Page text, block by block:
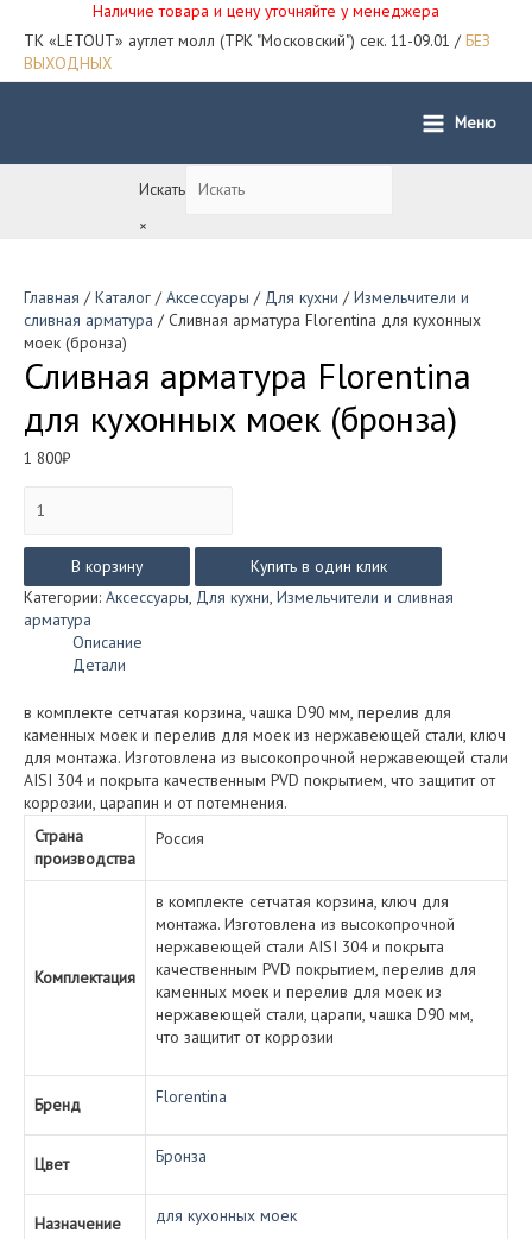
Наличие товара и цену уточняйте у менеджера
ТК «LETOUT» аутлет молл (ТРК "Московский") сек. 11-09.01 / БЕЗ
ВЫХОДНЫХ
Main
Меню
Искать
×
Главная / Каталог / Аксессуары / Для кухни / Измельчители и
сливная арматура / Сливная арматура Florentina для кухонных
моек (бронза)
Сливная арматура Florentina
для кухонных моек (бронза)
1 800₽
товара
арматура
Florentina
для
кухонных
(бронза)
В корзину
Купить в один клик
Категории: Аксессуары, Для кухни, Измельчители и сливная
арматура
Описание
Детали
в комплекте сетчатая корзина, чашка D90 мм, перелив для
каменных моек и перелив для моек из нержавеющей стали, ключ
для монтажа. Изготовлена из высокопрочной нержавеющей стали
AISI 304 и покрыта качественным PVD покрытием, что защитит от
коррозии, царапин и от потемнения.
Страна
производства
Россия
Комплектация
в комплекте сетчатая корзина, ключ для
монтажа. Изготовлена из высокопрочной
нержавеющей стали AISI 304 и покрыта
качественным PVD покрытием, перелив для
каменных моек и перелив для моек из
нержавеющей стали, царапи, чашка D90 мм,
что защитит от коррозии
Бренд Florentina
Цвет Бронза
Назначение для кухонных моек